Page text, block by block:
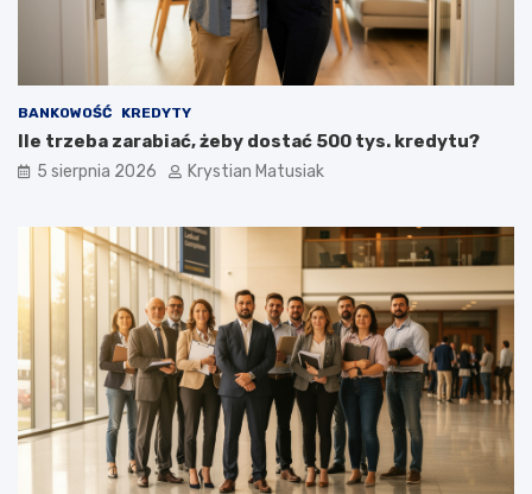
BANKOWOŚĆ KREDYTY
Ile trzeba zarabiać, żeby dostać 500 tys. kredytu?
5 sierpnia 2026 Krystian Matusiak